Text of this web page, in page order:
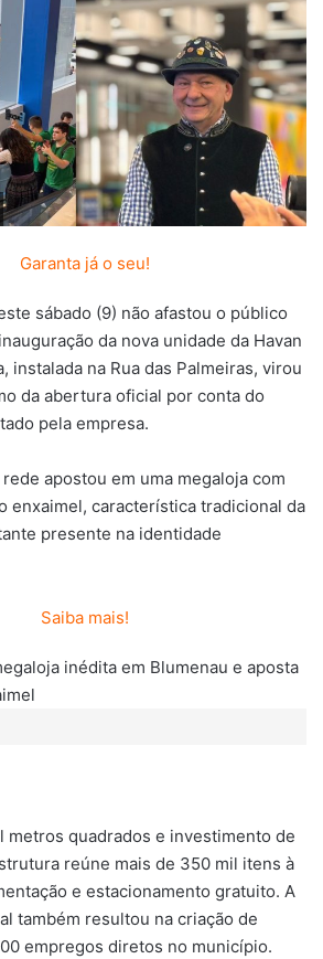
sábado (9) não afastou o público
da nova unidade da Havan
instalada na Rua das Palmeiras, virou
da abertura oficial por conta do
pela empresa.
apostou em uma megaloja com
enxaimel, característica tradicional da
presente na identidade
metros quadrados e investimento de
reúne mais de 350 mil itens à
e estacionamento gratuito. A
também resultou na criação de
empregos diretos no município.